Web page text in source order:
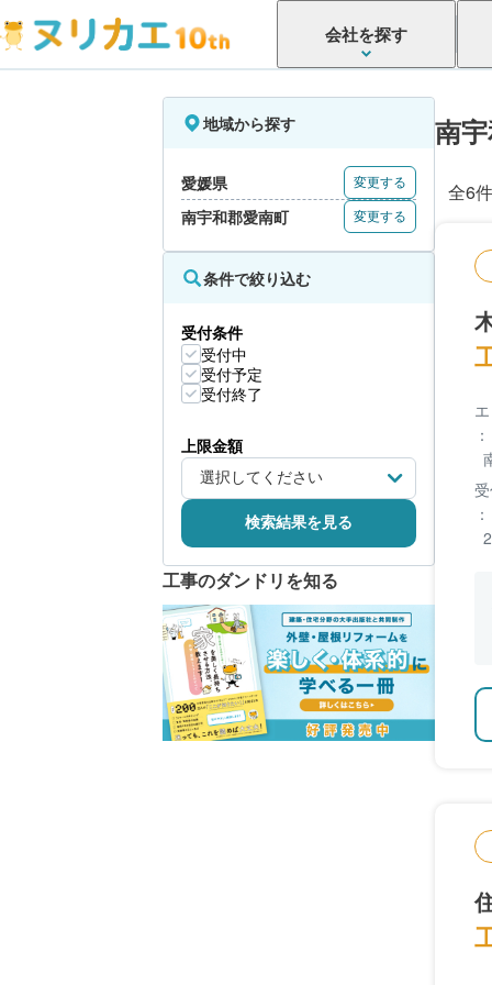
会社を探す
地域から探す
愛媛県 変更する
南宇和郡愛南町 変更する
条件で絞り込む
受付条件
受付中
受付予定
受付終了
上限金額
検索結果を見る
工事のダンドリを知る
南
全6件
：
：